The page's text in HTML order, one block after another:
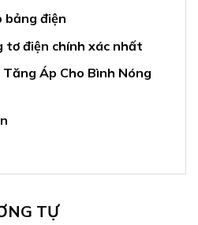
bảng điện
tơ điện chính xác nhất
Tăng Áp Cho Bình Nóng
TỰ